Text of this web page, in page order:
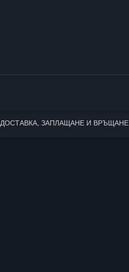
ДОСТАВКА, ЗАПЛАЩАНЕ И ВРЪЩАНЕ